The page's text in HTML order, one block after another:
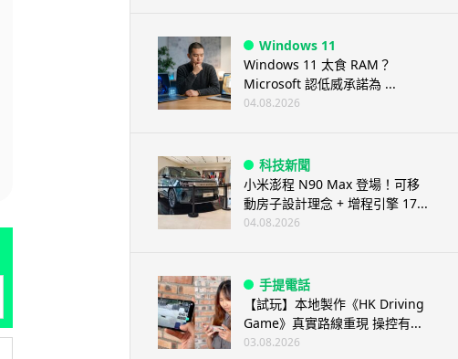
Windows 11
Windows 11 太食 RAM？
Microsoft 認低威承諾為 ...
04.08.2026
科技新聞
小米澎程 N90 Max 登場！可移
動房子設計理念 + 增程引擎 17...
04.08.2026
手提電話
【試玩】本地製作《HK Driving
Game》真實路線重現 操控有...
03.08.2026